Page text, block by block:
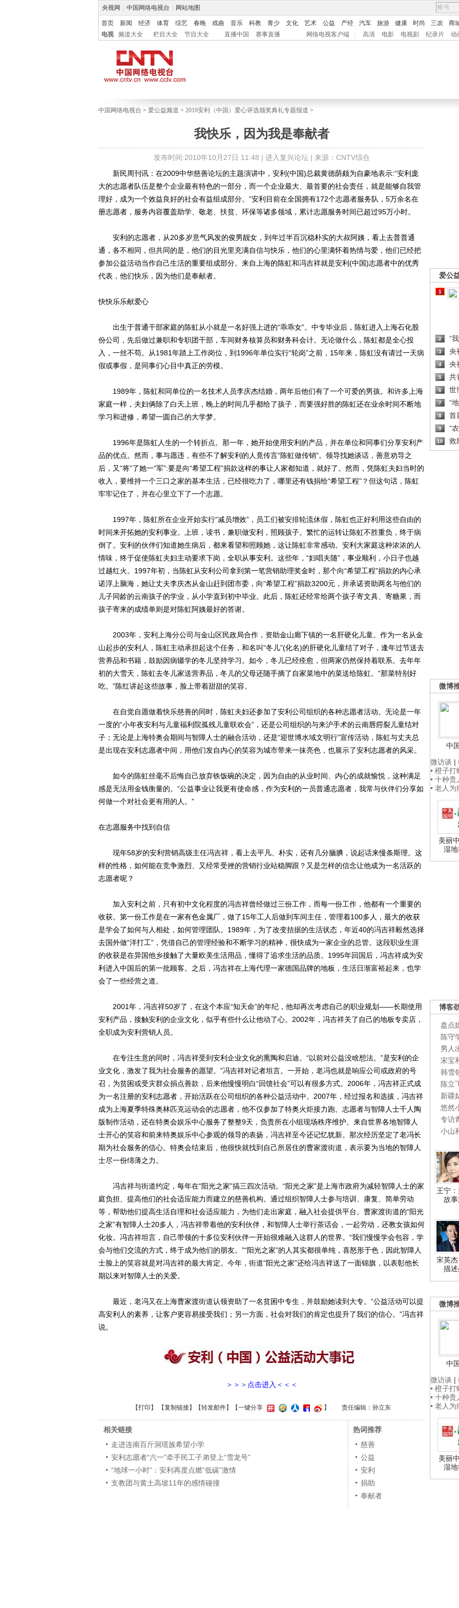
央视网 中国网络电视台 网站地图
首页 新闻 经济 体育 综艺 春晚 戏曲 音乐 科教 青少 文化 艺术 公益 产经 汽车 旅游 健康 时尚 三农 商
电视
频道大全 栏目大全 节目大全 直播中国 赛事直播 网络电视客户端 高清 电影 电视剧 纪录片 动
中国网络电视台 > 爱公益频道 > 2010安利（中国）爱心评选颁奖典礼专题报道 >
我快乐，因为我是奉献者
发布时间:2010年10月27日 11:48 | 进入复兴论坛| 来源：CNTV综合
爱公
1
2 “
3 央
4 央
5 共
6 世
7 “
8 首
9 “
10 救
微博
中
微访谈 |
• 橙子打
• 十种
• 老人
美丽
湿
博客
盘点
陈守
男人
宋宝
韩雪
陈立
新疆
悠然
专访
小山
王宁
故
宋英杰
描
微博
中
微访谈 |
• 橙子打
• 十种
• 老人
美丽
湿
新民周刊讯：在2009中华慈善论坛的主题演讲中，安利(中国)总裁黄德荫颇为自豪地表示:“安利庞
大的志愿者队伍是整个企业最有特色的一部分，而一个企业最大、最首要的社会责任，就是能够自我管
理好，成为一个效益良好的社会有益组成部分。”安利目前在全国拥有172个志愿者服务队，5万余名在
册志愿者，服务内容覆盖助学、敬老、扶贫、环保等诸多领域，累计志愿服务时间已超过95万小时。
安利的志愿者，从20多岁意气风发的俊男靓女，到年过半百沉稳朴实的大叔阿姨，看上去普普通
通，各不相同，但共同的是，他们的目光里充满自信与快乐，他们的心里满怀着热情与爱，他们已经把
参加公益活动当作自己生活的重要组成部分。来自上海的陈虹和冯吉祥就是安利(中国)志愿者中的优秀
代表，他们快乐，因为他们是奉献者。
快快乐乐献爱心
出生于普通干部家庭的陈虹从小就是一名好强上进的“乖乖女”。中专毕业后，陈虹进入上海石化股
份公司，先后做过兼职和专职团干部，车间财务核算员和财务科会计。无论做什么，陈虹都是全心投
入，一丝不苟。从1981年踏上工作岗位，到1996年单位实行“轮岗”之前，15年来，陈虹没有请过一天病
假或事假，是同事们心目中真正的劳模。
1989年，陈虹和同单位的一名技术人员李庆杰结婚，两年后他们有了一个可爱的男孩。和许多上海
家庭一样，夫妇俩除了白天上班，晚上的时间几乎都给了孩子，而要强好胜的陈虹还在业余时间不断地
学习和进修，希望一圆自己的大学梦。
1996年是陈虹人生的一个转折点。那一年，她开始使用安利的产品，并在单位和同事们分享安利产
品的优点。然而，事与愿违，有些不了解安利的人竟传言“陈虹做传销”。领导找她谈话，善意劝导之
后，又“将”了她一“军”:要是向“希望工程”捐款这样的事让人家都知道，就好了。然而，凭陈虹夫妇当时的
收入，要维持一个三口之家的基本生活，已经很吃力了，哪里还有钱捐给“希望工程”？但这句话，陈虹
牢牢记住了，并在心里立下了一个志愿。
1997年，陈虹所在企业开始实行“减员增效”，员工们被安排轮流休假，陈虹也正好利用这些自由的
时间来开拓她的安利事业。上班，读书，兼职做安利，照顾孩子。繁忙的运转让陈虹不胜重负，终于病
倒了。安利的伙伴们知道她生病后，都来看望和照顾她，这让陈虹非常感动。安利大家庭这种浓浓的人
情味，终于促使陈虹夫妇主动要求下岗，全职从事安利。这些年，“妇唱夫随”，事业顺利，小日子也越
过越红火。1997年初，当陈虹从安利公司拿到第一笔营销助理奖金时，那个向“希望工程”捐款的内心承
诺浮上脑海，她让丈夫李庆杰从金山赶到团市委，向“希望工程”捐款3200元，并承诺资助两名与他们的
儿子同龄的云南孩子的学业，从小学直到初中毕业。此后，陈虹还经常给两个孩子寄文具、寄糖果，而
孩子寄来的成绩单则是对陈虹阿姨最好的答谢。
2003年，安利上海分公司与金山区民政局合作，资助金山廊下镇的一名肝硬化儿童。作为一名从金
山起步的安利人，陈虹主动承担起这个任务，和名叫“冬儿”(化名)的肝硬化儿童结了对子，逢年过节送去
营养品和书籍，鼓励因病辍学的冬儿坚持学习。如今，冬儿已经痊愈，但两家仍然保持着联系。去年年
初的大雪天，陈虹去冬儿家送营养品，冬儿的父母还随手摘了自家菜地中的菜送给陈虹。“那菜特别好
吃。”陈红讲起这些故事，脸上带着甜甜的笑容。
在自觉自愿做着快乐慈善的同时，陈虹夫妇还参加了安利公司组织的各种志愿者活动。无论是一年
一度的“小年夜安利与儿童福利院孤残儿童联欢会”，还是公司组织的与来沪手术的云南唇腭裂儿童结对
子；无论是上海特奥会期间与智障人士的融合活动，还是“迎世博水域文明行”宣传活动，陈虹与丈夫总
是出现在安利志愿者中间，用他们发自内心的笑容为城市带来一抹亮色，也展示了安利志愿者的风采。
如今的陈虹丝毫不后悔自己放弃铁饭碗的决定，因为自由的从业时间、内心的成就愉悦，这种满足
感是无法用金钱衡量的。“公益事业让我更有使命感，作为安利的一员普通志愿者，我常与伙伴们分享如
何做一个对社会更有用的人。”
在志愿服务中找到自信
现年58岁的安利营销高级主任冯吉祥，看上去平凡、朴实，还有几分腼腆，说起话来慢条斯理。这
样的性格，如何能在竞争激烈、又经常受挫的营销行业站稳脚跟？又是怎样的信念让他成为一名活跃的
志愿者呢？
加入安利之前，只有初中文化程度的冯吉祥曾经做过三份工作，而每一份工作，他都有一个重要的
收获。第一份工作是在一家有色金属厂，做了15年工人后做到车间主任，管理着100多人，最大的收获
是学会了如何与人相处，如何管理团队。1989年，为了改变拮据的生活状态，年近40的冯吉祥毅然选择
去国外做“洋打工”，凭借自己的管理经验和不断学习的精神，很快成为一家企业的总管。这段职业生涯
的收获是在异国他乡接触了大量欧美生活用品，懂得了追求生活的品质。1995年回国后，冯吉祥成为安
利进入中国后的第一批顾客。之后，冯吉祥在上海代理一家德国品牌的地板，生活日渐富裕起来，也学
会了一些经营之道。
2001年，冯吉祥50岁了，在这个本应“知天命”的年纪，他却再次考虑自己的职业规划——长期使用
安利产品，接触安利的企业文化，似乎有些什么让他动了心。2002年，冯吉祥关了自己的地板专卖店，
全职成为安利营销人员。
在专注生意的同时，冯吉祥受到安利企业文化的熏陶和启迪。“以前对公益没啥想法。”是安利的企
业文化，激发了我为社会服务的愿望。”冯吉祥对记者坦言。一开始，老冯也就是响应公司或政府的号
召，为贫困或受灾群众捐点善款，后来他慢慢明白“回馈社会”可以有很多方式。2006年，冯吉祥正式成
为一名注册的安利志愿者，开始活跃在公司组织的各种公益活动中。2007年，经过报名和选拔，冯吉祥
成为上海夏季特殊奥林匹克运动会的志愿者，他不仅参加了特奥火炬接力跑、志愿者与智障人士千人陶
版制作活动，还在特奥会娱乐中心服务了整整9天，负责所在小组现场秩序维护。来自世界各地智障人
士开心的笑容和前来特奥娱乐中心参观的领导的表扬，冯吉祥至今还记忆犹新。那次经历坚定了老冯长
期为社会服务的信心。特奥会结束后，他很快就找到自己所居住的曹家渡街道，表示要为当地的智障人
士尽一份绵薄之力。
冯吉祥与街道约定，每年在“阳光之家”搞三四次活动。“阳光之家”是上海市政府为减轻智障人士的家
庭负担、提高他们的社会适应能力而建立的慈善机构。通过组织智障人士参与培训、康复、简单劳动
等，帮助他们提高生活自理和社会适应能力，为他们走出家庭，融入社会提供平台。曹家渡街道的“阳光
之家”有智障人士20多人，冯吉祥带着他的安利伙伴，和智障人士举行茶话会，一起劳动，还教女孩如何
化妆。冯吉祥坦言，自己带领的十多位安利伙伴一开始很难融入这群人的世界。“我们慢慢学会包容，学
会与他们交流的方式，终于成为他们的朋友。”“阳光之家”的人其实都很单纯，喜怒形于色，因此智障人
士脸上的笑容就是对冯吉祥的最大肯定。今年，街道“阳光之家”还给冯吉祥送了一面锦旗，以表彰他长
期以来对智障人士的关爱。
最近，老冯又在上海曹家渡街道认领资助了一名贫困中专生，并鼓励她读到大专。“公益活动可以提
高安利人的素养，让客户更容易接受我们；另一方面，社会对我们的肯定也提升了我们的信心。”冯吉祥
说。
＞＞＞点击进入＜＜＜
【打印 】 【复制链接】【转发邮件】 【一键分享 】 责任编辑：孙立东
相关链接
走进连南百斤洞瑶族希望小学
安利志愿者“六一”牵手民工子弟登上“雪龙号”
“地球一小时”：安利再度点燃“低碳”激情
支教团与黄土高坡11年的感情碰撞
热词推荐
慈善
公益
安利
捐助
奉献者